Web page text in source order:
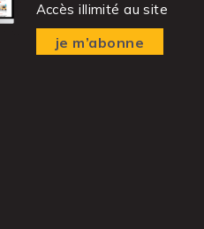
Accès illimité au site
je m’abonne